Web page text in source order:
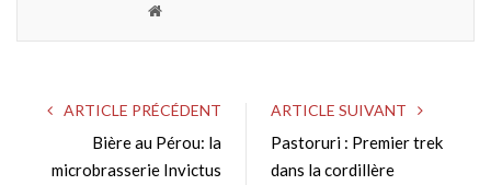
W
i
t
e
ARTICLE PRÉCÉDENT
Bière au Pérou: la
microbrasserie Invictus
ARTICLE SUIVANT
Pastoruri : Premier trek
dans la cordillère